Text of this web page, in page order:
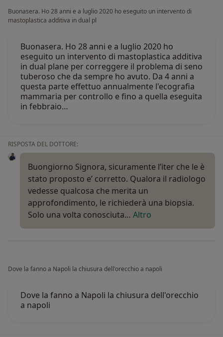
Buonasera. Ho 28 anni e a luglio 2020 ho eseguito un intervento di
mastoplastica additiva in dual pl
Buonasera. Ho 28 anni e a luglio 2020 ho
eseguito un intervento di mastoplastica additiva
in dual plane per correggere il problema di seno
tuberoso che da sempre ho avuto. Da 4 anni a
questa parte effettuo annualmente l'ecografia
mammaria per controllo e fino a quella eseguita
in febbraio…
RISPOSTA DEL DOTTORE:
Buongiorno Signora, sicuramente l’iter che le è
stato proposto e’ corretto. Qualora il radiologo
vedesse qualcosa che merita un
approfondimento, le richiederà una biopsia.
Solo una volta conosciuta… Altro
Dove la fanno a Napoli la chiusura dell'orecchio a napoli
Dove la fanno a Napoli la chiusura dell'orecchio
a napoli